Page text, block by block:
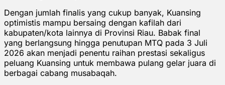
Dengan jumlah finalis yang cukup banyak, Kuansing
optimistis mampu bersaing dengan kafilah dari
kabupaten/kota lainnya di Provinsi Riau. Babak final
yang berlangsung hingga penutupan MTQ pada 3 Juli
2026 akan menjadi penentu raihan prestasi sekaligus
peluang Kuansing untuk membawa pulang gelar juara di
berbagai cabang musabaqah.